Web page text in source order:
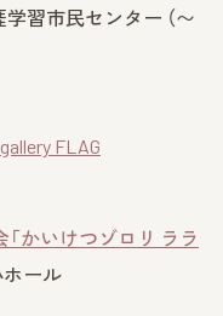
学習市民センター （〜
FLAG
「かいけつゾロリ ララ
ール